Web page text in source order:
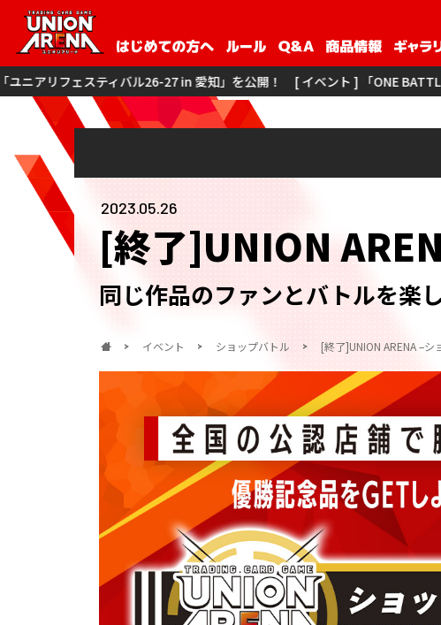
in 愛知」を公開！ [ イベント ] 「ONE BATTLE CUP -ユニアリフェスティ
2023.05.26
[終了]UNION
同じ作品のファンとバトルを楽
イベント ショップバトル [終了]UNION ARENA –